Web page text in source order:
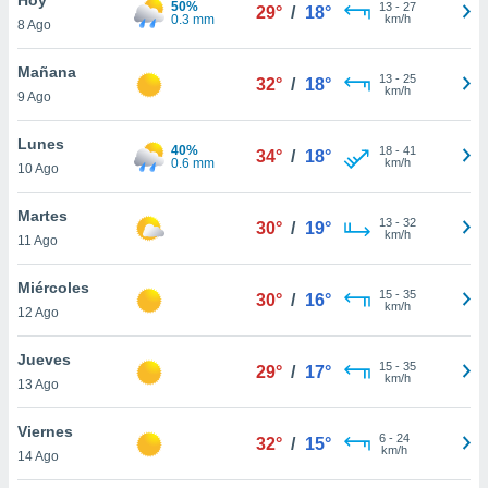
en
más
nuestra
de
cookies
aceptar
8 Ago
50%
0.3 mm
29° / 18° 13- 27
km/h
Mañana
9 Ago
32° / 18° 13- 25
km/h
Lunes
10 Ago
40%
0.6 mm
34° / 18° 18- 41
km/h
Martes
11 Ago
30° / 19° 13- 32
km/h
Miércoles
12 Ago
30° / 16° 15- 35
km/h
Jueves
13 Ago
29° / 17° 15- 35
km/h
Viernes
14 Ago
32° / 15° 6- 24
km/h